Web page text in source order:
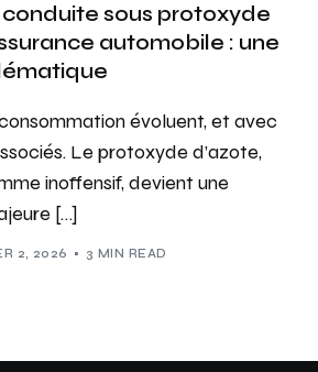
conduite sous protoxyde
automobile : une
évoluent, et avec
Le protoxyde d’azote,
inoffensif, devient une
[…]
2, 2026 3 MIN READ